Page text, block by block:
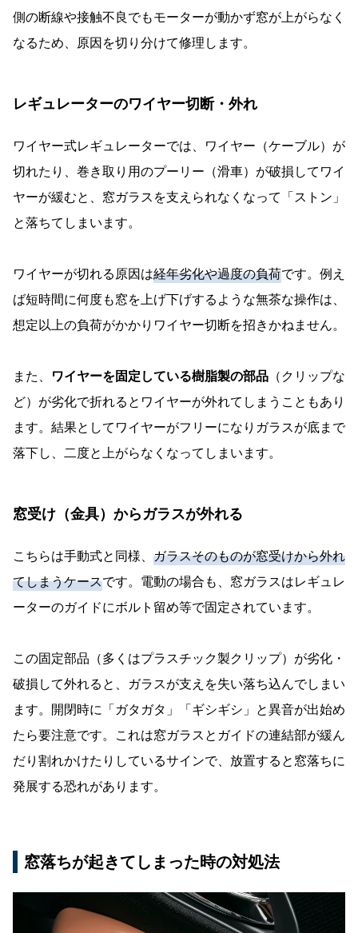
側の断線や接触不良でもモーターが動かず窓が上がらなく
なるため、原因を切り分けて修理します。
レギュレーターのワイヤー切断・外れ
ワイヤー式レギュレーターでは、ワイヤー（ケーブル）が
切れたり、巻き取り用のプーリー（滑車）が破損してワイ
ヤーが緩むと、窓ガラスを支えられなくなって「ストン」
と落ちてしまいます。
ワイヤーが切れる原因は経年劣化や過度の負荷です。例え
ば短時間に何度も窓を上げ下げするような無茶な操作は、
想定以上の負荷がかかりワイヤー切断を招きかねません。
また、 ワイヤーを固定している樹脂製の部品 （クリップな
ど）が劣化で折れるとワイヤーが外れてしまうこともあり
ます。結果としてワイヤーがフリーになりガラスが底まで
落下し、二度と上がらなくなってしまいます。
窓受け（金具）からガラスが外れる
こちらは手動式と同様、 ガラスそのものが窓受けから外れ
てしまうケースです。電動の場合も、窓ガラスはレギュレ
ーターのガイドにボルト留め等で固定されています。
この固定部品（多くはプラスチック製クリップ）が劣化・
破損して外れると、ガラスが支えを失い落ち込んでしまい
ます。開閉時に「ガタガタ」「ギシギシ」と異音が出始め
たら要注意です。これは窓ガラスとガイドの連結部が緩ん
だり割れかけたりしているサインで、放置すると窓落ちに
発展する恐れがあります。
窓落ちが起きてしまった時の対処法